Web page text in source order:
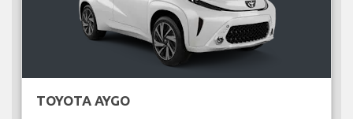
TOYOTA AYGO